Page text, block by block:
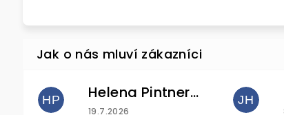
HP Helena Pintnerova
Hodnocení obchodu je 4 z 5
19.7.2026
JH